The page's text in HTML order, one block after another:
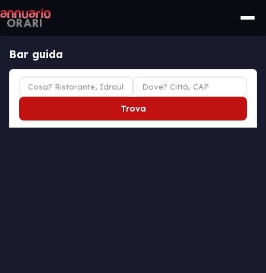
Bar guida
Trova